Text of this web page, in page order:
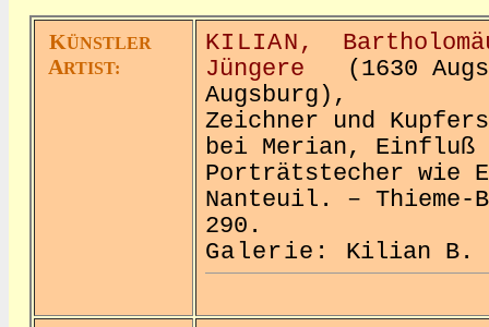
KÜNSTLER
ARTIST:
KILIAN,
Jüngere (1630
Augsburg),
Zeichner und
bei Merian, Einfluß
Porträtstecher wie
Nanteuil. – Thieme-
290.
Galerie: Kilian